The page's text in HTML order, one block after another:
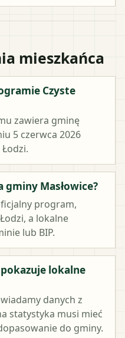
mieszkańca
Czyste
zawiera gminę
5 czerwca 2026
Łodzi.
gminy Masłowice?
program,
a lokalne
lub BIP.
lokalne
danych z
statystyka musi mieć
do gminy.